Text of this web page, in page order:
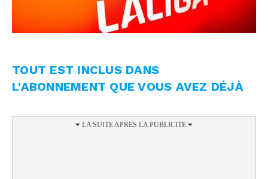
TOUT EST INCLUS DANS
L'ABONNEMENT QUE VOUS AVEZ DÉJÀ